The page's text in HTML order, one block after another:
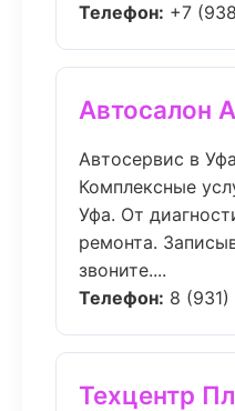
Телефон: +7
Автосалон
Автосервис в Уфа
Комплексные
Уфа. От
ремонта.
звоните....
Телефон: 8 (931)
Техцентр